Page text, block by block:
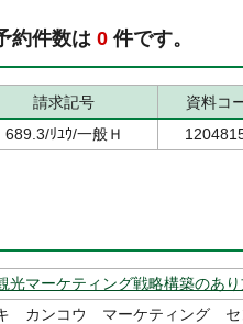
約件数は 0 件です。
請求記号
資料コ
689.3/ﾘﾕｳ/一般Ｈ
光マーケティング戦略構築のあ
カンコウ マーケティング